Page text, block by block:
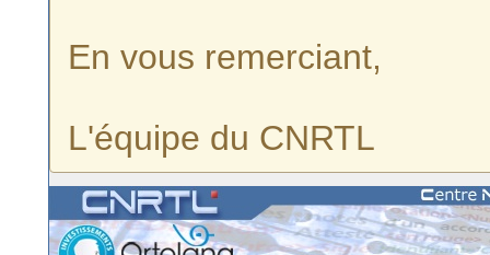
En vous remerciant,
L'équipe du CNRTL